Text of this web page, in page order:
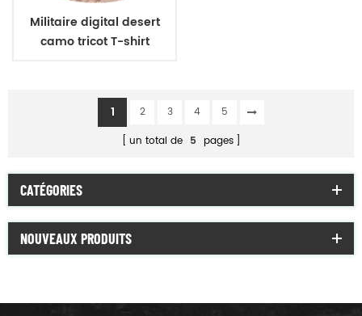
Militaire digital desert
camo tricot T-shirt
1 2 3 4
5
un total de 5 pages
CATÉGORIES
NOUVEAUX PRODUITS